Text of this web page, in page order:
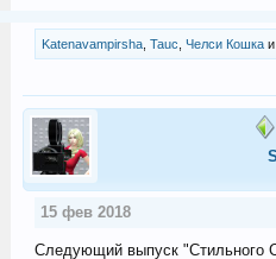
Katenavampirsha, Tauc Челси Кошкаи
15 фев 2018
Следующий выпуск "Стильного